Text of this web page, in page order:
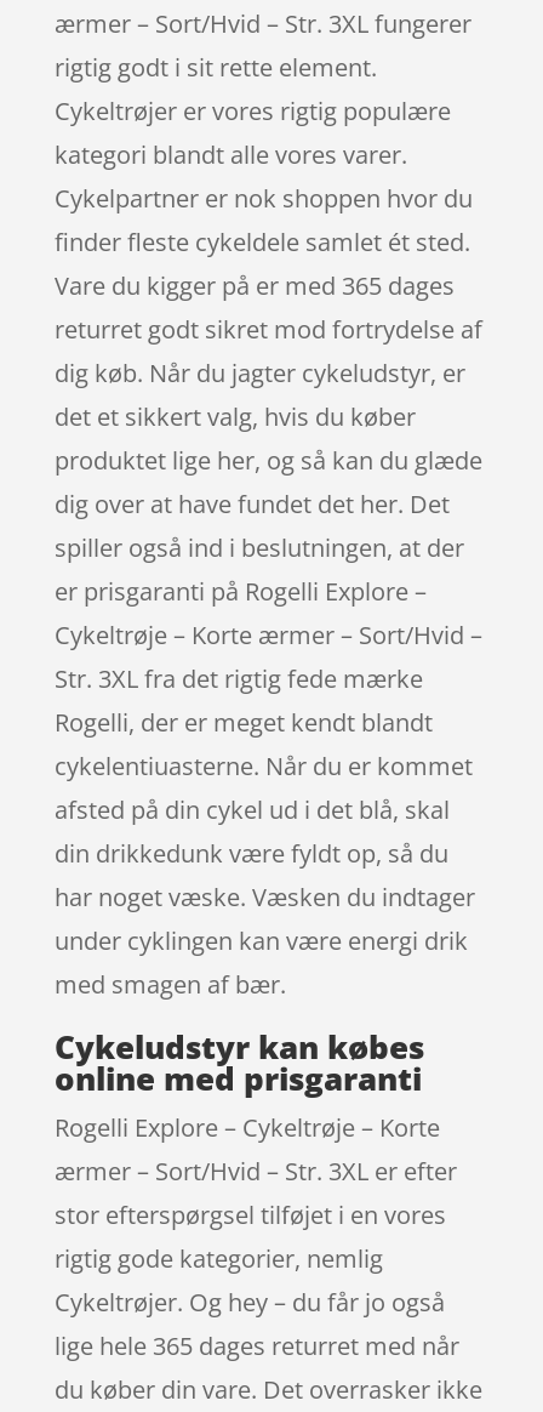
ærmer – Sort/Hvid – Str. 3XL fungerer
rigtig godt i sit rette element.
Cykeltrøjer er vores rigtig populære
kategori blandt alle vores varer.
Cykelpartner er nok shoppen hvor du
finder fleste cykeldele samlet ét sted.
Vare du kigger på er med 365 dages
returret godt sikret mod fortrydelse af
dig køb. Når du jagter cykeludstyr, er
det et sikkert valg, hvis du køber
produktet lige her, og så kan du glæde
dig over at have fundet det her. Det
spiller også ind i beslutningen, at der
er prisgaranti på Rogelli Explore –
Cykeltrøje – Korte ærmer – Sort/Hvid –
Str. 3XL fra det rigtig fede mærke
Rogelli, der er meget kendt blandt
cykelentiuasterne. Når du er kommet
afsted på din cykel ud i det blå, skal
din drikkedunk være fyldt op, så du
har noget væske. Væsken du indtager
under cyklingen kan være energi drik
med smagen af bær.
Cykeludstyr kan købes
online med prisgaranti
Rogelli Explore – Cykeltrøje – Korte
ærmer – Sort/Hvid – Str. 3XL er efter
stor efterspørgsel tilføjet i en vores
rigtig gode kategorier, nemlig
Cykeltrøjer. Og hey – du får jo også
lige hele 365 dages returret med når
du køber din vare. Det overrasker ikke